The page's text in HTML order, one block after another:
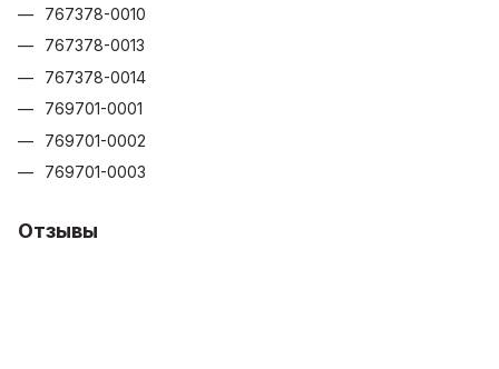
767378-0010
767378-0013
767378-0014
769701-0001
769701-0002
769701-0003
Отзывы